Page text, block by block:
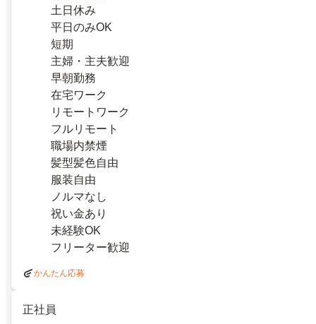
土日休み
平日のみOK
短期
主婦・主夫歓迎
早朝勤務
在宅ワーク
リモートワーク
フルリモート
職場内禁煙
髪型髪色自由
服装自由
ノルマなし
祝い金あり
未経験OK
フリーター歓迎
かんたん応募
正社員